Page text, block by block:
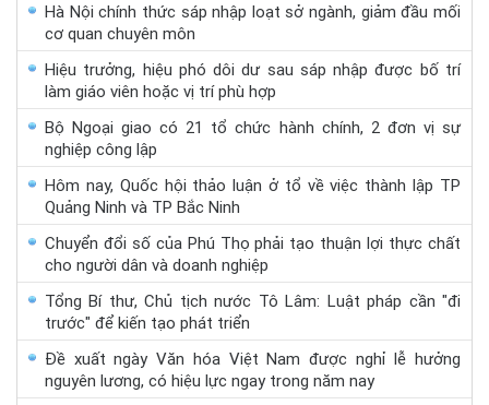
Hà Nội chính thức sáp nhập loạt sở ngành, giảm đầu mối
cơ quan chuyên môn
Hiệu trưởng, hiệu phó dôi dư sau sáp nhập được bố trí
làm giáo viên hoặc vị trí phù hợp
Bộ Ngoại giao có 21 tổ chức hành chính, 2 đơn vị sự
nghiệp công lập
Hôm nay, Quốc hội thảo luận ở tổ về việc thành lập TP
Quảng Ninh và TP Bắc Ninh
Chuyển đổi số của Phú Thọ phải tạo thuận lợi thực chất
cho người dân và doanh nghiệp
Tổng Bí thư, Chủ tịch nước Tô Lâm: Luật pháp cần "đi
trước" để kiến tạo phát triển
Đề xuất ngày Văn hóa Việt Nam được nghỉ lễ hưởng
nguyên lương, có hiệu lực ngay trong năm nay